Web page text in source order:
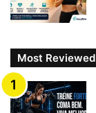
Most Reviewed